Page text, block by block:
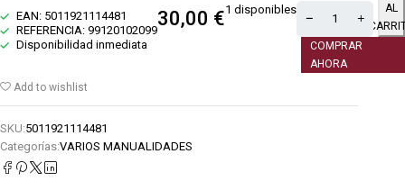
EAN: 5011921114481
REFERENCIA: 99120102099
Disponibilidad inmediata
30,00 €1 disponibles
AL
COMPRAR
AHORA
Add to wishlist
SKU:5011921114481
Categorías:VARIOS MANUALIDADES